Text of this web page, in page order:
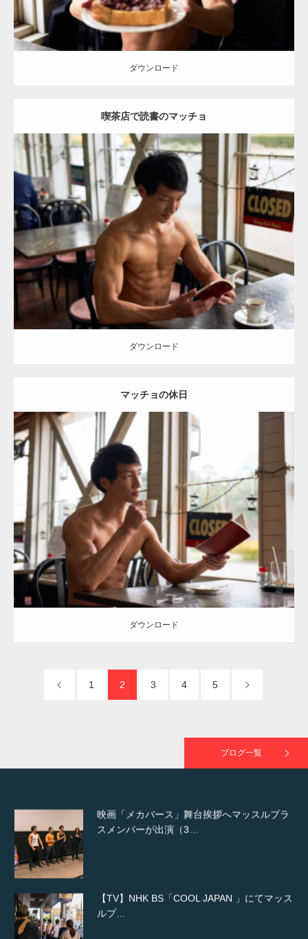
ダウンロード
喫茶店で読書のマッチョ
Update:2023.02.11
Category: 喫茶店のマッチョ(名古屋) その他 AKIHITO(細マッチョ) 大
胸筋 上腕二頭筋 肩 腹筋 名古屋 (愛知)
ダウンロード
ダウンロード
マッチョの休日
Update:2023.02.11
喫茶店のマッチョ(名古屋) その他 AKIHITO(細マッチョ)
古屋 (愛知)
ダウンロード
ダウンロード
1 2 3 4 5
ブログ一覧
ギネス世界記録…
【TV】TBS番組「ひるおび」にてマッスルプ
ラスが紹介されま…
TOKYO FMラジオ番組「ONE MORNING」
で紹介さ…
スメンバーが出演（3…
ルプ…